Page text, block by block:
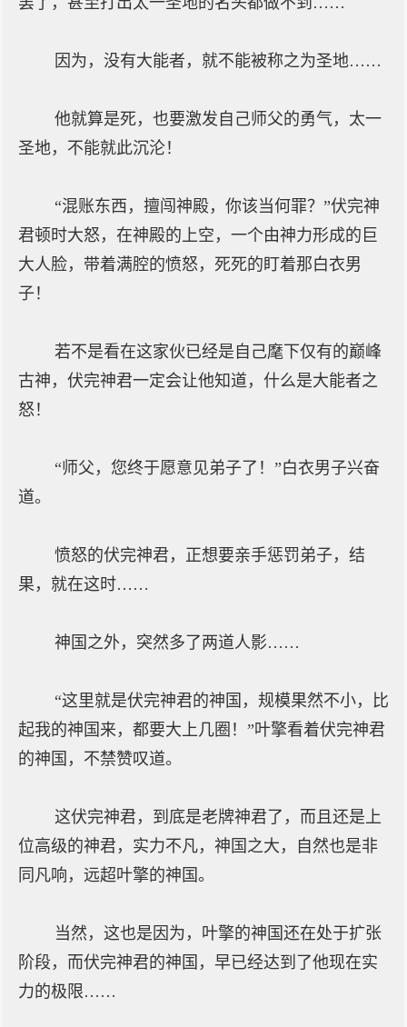
因为，没有大能者，就不能被称之为圣地……
他就算是死，也要激发自己师父的勇气，太一
圣地，不能就此沉沦！
“混账东西，擅闯神殿，你该当何罪？”伏完神
君顿时大怒，在神殿的上空，一个由神力形成的巨
大人脸，带着满腔的愤怒，死死的盯着那白衣男
子！
若不是看在这家伙已经是自己麾下仅有的巅峰
古神，伏完神君一定会让他知道，什么是大能者之
怒！
“师父，您终于愿意见弟子了！”白衣男子兴奋
道。
愤怒的伏完神君，正想要亲手惩罚弟子，结
果，就在这时……
神国之外，突然多了两道人影……
“这里就是伏完神君的神国，规模果然不小，比
起我的神国来，都要大上几圈！”叶擎看着伏完神君
的神国，不禁赞叹道。
这伏完神君，到底是老牌神君了，而且还是上
位高级的神君，实力不凡，神国之大，自然也是非
同凡响，远超叶擎的神国。
当然，这也是因为，叶擎的神国还在处于扩张
阶段，而伏完神君的神国，早已经达到了他现在实
力的极限……